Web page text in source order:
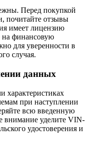
Перед покупкой
почитайте отзывы
имеет лицензию
финансовую
для уверенности в
случая.
данных
характеристиках
при наступлении
всю введенную
внимание уделите VIN-
удостоверения и